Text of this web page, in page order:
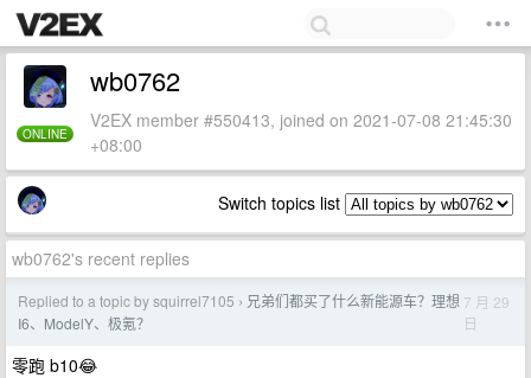
ONLINE
wb0762
V2EX member #550413, joined on 2021-07-08 21:45:30
+08:00
Switch topics list
wb0762's recent replies
Replied to a topic by squirrel7105 › 兄弟们都买了什么新能源车？理想
I6、ModelY、极氪？
7 月 29
日
零跑 b10😂